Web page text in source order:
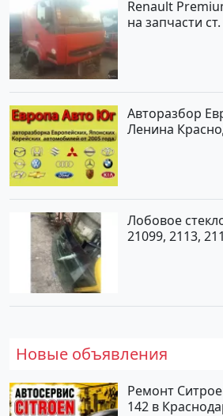
Renault
на запчасти
Авторазбор
Ленина
Лобовое
21099, 2113,
Новые объявления
Ремонт
142 в